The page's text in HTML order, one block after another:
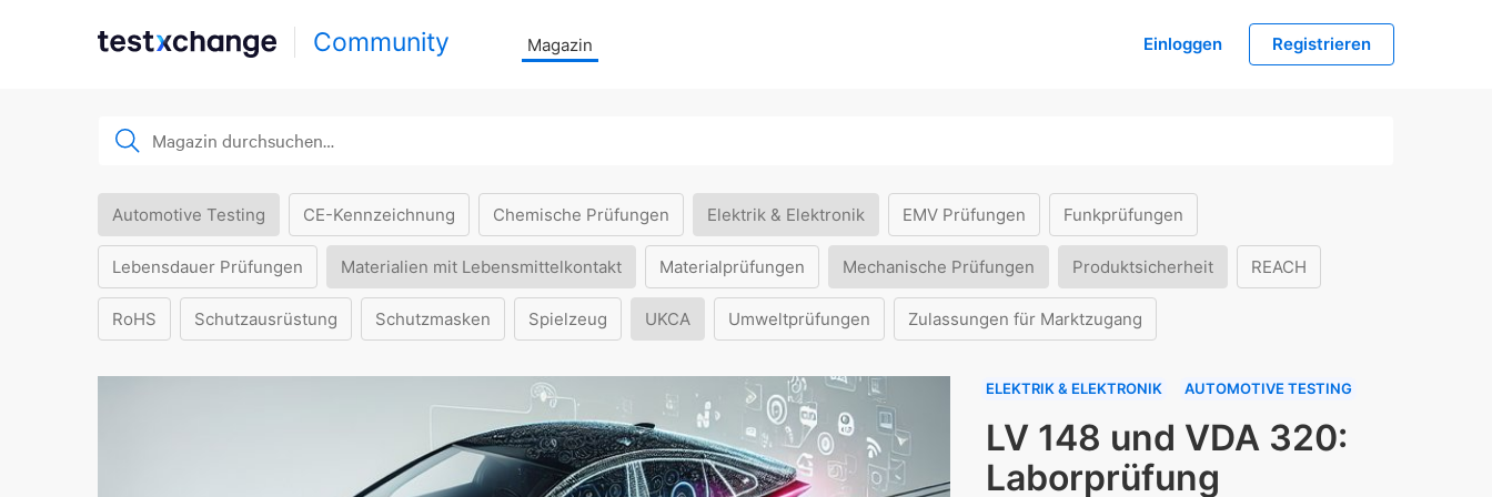
Community Magazin Einloggen Registrieren
Automotive Testing CE-Kennzeichnung Chemische Prüfungen Elektrik & Elektronik EMV Prüfungen Funkprüfungen
Lebensdauer Prüfungen Materialien mit Lebensmittelkontakt Materialprüfungen Mechanische Prüfungen Produktsicherheit REACH
RoHS Schutzausrüstung Schutzmasken Spielzeug UKCA Umweltprüfungen Zulassungen für Marktzugang
ELEKTRIK & ELEKTRONIK AUTOMOTIVE TESTING
LV 148 und VDA 320:
Laborprüfung